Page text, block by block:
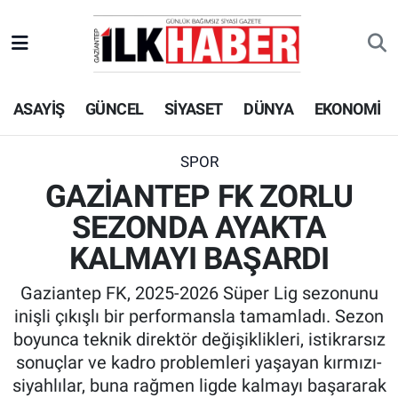
ASAYİŞ GÜNCEL SİYASET DÜNYA EKONOMİ
SPOR
GAZİANTEP FK ZORLU
SEZONDA AYAKTA
KALMAYI BAŞARDI
Gaziantep FK, 2025-2026 Süper Lig sezonunu
inişli çıkışlı bir performansla tamamladı. Sezon
boyunca teknik direktör değişiklikleri, istikrarsız
sonuçlar ve kadro problemleri yaşayan kırmızı-
siyahlılar, buna rağmen ligde kalmayı başararak
EKONOMİ
SİYASET
SPOR
TEKNOLOJİ
ASAYİŞ
EĞİTİM
KÜLTÜR - SANAT
Beyoğlu Hava Durumu
Beyoğlu Trafik Yoğunluk Haritası
Süper Lig Puan Durumu ve Fikstür
Tüm Manşetler
Son Dakika Haberleri
Haber Arşivi